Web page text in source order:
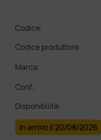
Codice:
Codice produttore
Marca:
Conf.:
Disponibilità:
in arrivo il 20/08/2026